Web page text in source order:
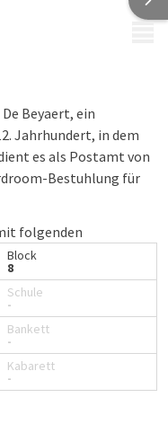
Beyaert, ein
Jahrhundert, in dem
es als Postamt von
Bestuhlung für
folgenden
oder TV-Bildschirm
Block
8
Schule
-
Bankett
-
Kabarett
-